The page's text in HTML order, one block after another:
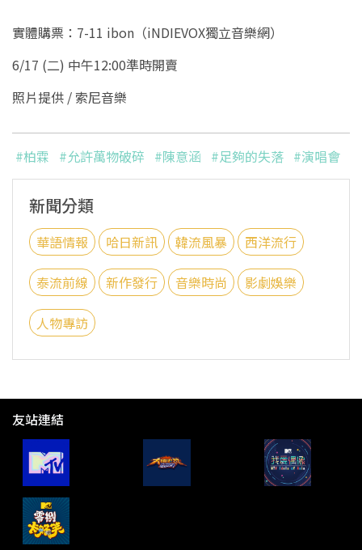
實體購票：7-11 ibon（iNDIEVOX獨立音樂網）
6/17 (二) 中午12:00準時開賣
照片提供 / 索尼音樂
#柏霖 #允許萬物破碎 #陳意涵 #足夠的失落 #演唱會
新聞分類
華語情報 哈日新訊 韓流風暴 西洋流行
泰流前線 新作發行 音樂時尚 影劇娛樂
人物專訪
友站連結